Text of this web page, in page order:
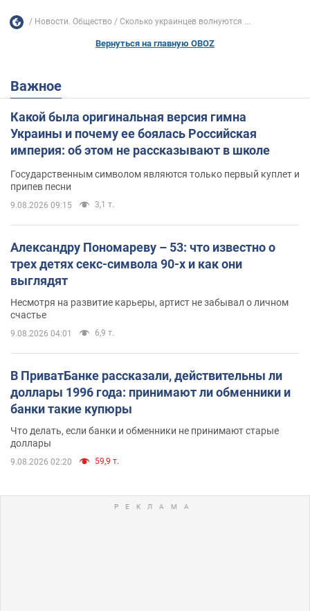
Новости. Общество Сколько украинцев волнуются ...
Вернуться на главную OBOZ
Важное
Какой была оригинальная версия гимна
Украины и почему ее боялась Российская
империя: об этом не рассказывают в школе
Государственным символом являются только первый куплет и
припев песни
9.08.2026 09:15 3,1 т.
Александру Пономареву – 53: что известно о
трех детях секс-символа 90-х и как они
выглядят
Несмотря на развитие карьеры, артист не забывал о личном
счастье
9.08.2026 04:01 6,9 т.
В ПриватБанке рассказали, действительны ли
доллары 1996 года: принимают ли обменники и
банки такие купюры
Что делать, если банки и обменники не принимают старые
доллары
9.08.2026 02:20 59,9 т.